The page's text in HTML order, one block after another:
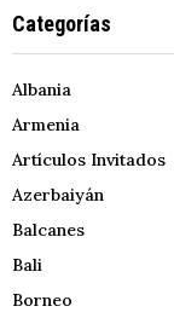
Categorías
Albania
Armenia
Artículos Invitados
Azerbaiyán
Balcanes
Bali
Borneo